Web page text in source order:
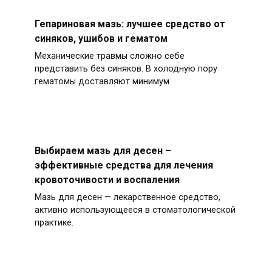
Гепариновая мазь: лучшее средство от
синяков, ушибов и гематом
Механические травмы сложно себе
представить без синяков. В холодную пору
гематомы доставляют минимум
Выбираем мазь для десен –
эффективные средства для лечения
кровоточивости и воспаления
Мазь для десен — лекарственное средство,
активно использующееся в стоматологической
практике.